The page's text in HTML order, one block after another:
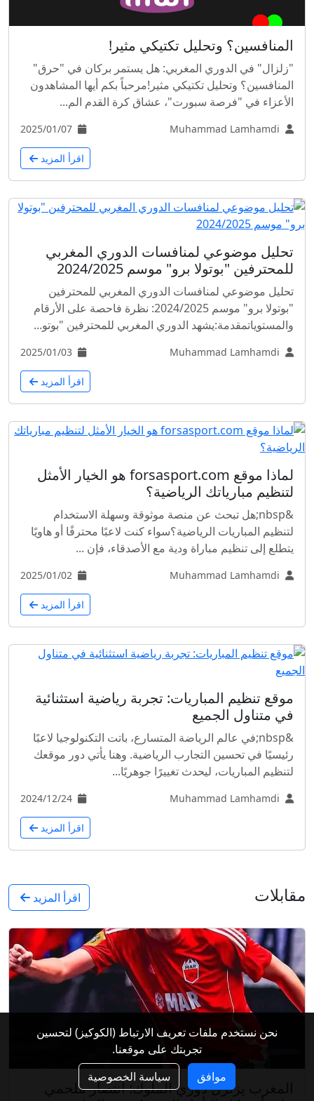
المنافسين؟ وتحليل تكتيكي مثير!
"زلزال" في الدوري المغربي: هل يستمر بركان في "حرق"
المنافسين؟ وتحليل تكتيكي مثير!مرحباً بكم أيها المشاهدون
الأعزاء في "فرصة سبورت"، عشاق كرة القدم الم...
اقرأ المزيد
تحليل موضوعي لمنافسات الدوري المغربي
للمحترفين "بوتولا برو" موسم 2024/2025
تحليل موضوعي لمنافسات الدوري المغربي للمحترفين
"بوتولا برو" موسم 2024/2025: نظرة فاحصة على الأرقام
والمستوياتمقدمة:يشهد الدوري المغربي للمحترفين "بوتو...
اقرأ المزيد
لماذا موقع forsasport.com هو الخيار الأمثل
لتنظيم مبارياتك الرياضية؟
&nbsp;هل تبحث عن منصة موثوقة وسهلة الاستخدام
لتنظيم المباريات الرياضية؟سواء كنت لاعبًا محترفًا أو هاويًا
يتطلع إلى تنظيم مباراة ودية مع الأصدقاء، فإن ...
اقرأ المزيد
موقع تنظيم المباريات: تجربة رياضية استثنائية
في متناول الجميع
&nbsp;في عالم الرياضة المتسارع، باتت التكنولوجيا لاعبًا
رئيسيًا في تحسين التجارب الرياضية. وهنا يأتي دور موقعك
لتنظيم المباريات، ليحدث تغييرًا جوهريًا...
اقرأ المزيد
مقابلات اقرأ المزيد
المغرب يزلزل دوري الملوك: انتصار ملحمي
نحن نستخدم ملفات تعريف الارتباط (الكوكيز) لتحسين
تجربتك على موقعنا.
موافق
سياسة الخصوصية